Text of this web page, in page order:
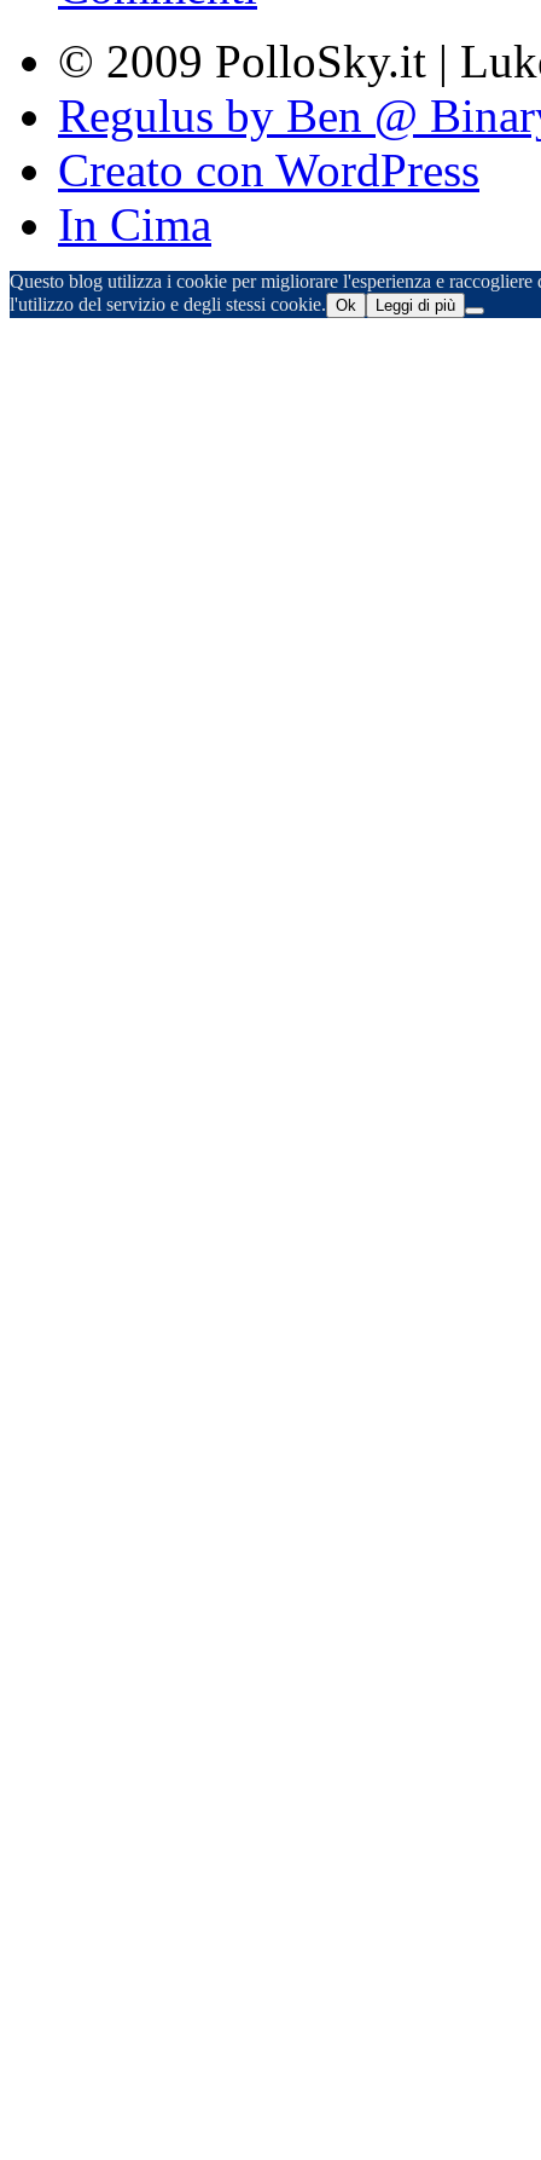
© 2009 PolloSky.it |
Regulus by Ben @
Creato con WordPress
In Cima
Questo blog utilizza i cookie per migliorare l'esperienza e
l'utilizzo del servizio e degli stessi cookie. Ok Leggi di più